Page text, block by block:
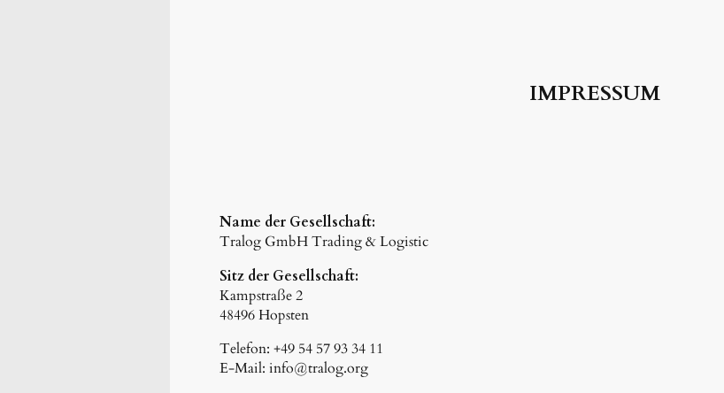
IMPRESSUM
Name der Gesellschaft:
Tralog GmbH Trading & Logistic
Sitz der Gesellschaft:
Kampstraße 2
48496 Hopsten
Telefon: +49 54 57 93 34 11
E-Mail: info@tralog.org